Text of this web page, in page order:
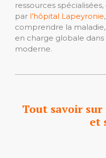
ressources
par l’hôpital Lapeyronie
comprendre la
en charge globale
moderne.
Tout savoir
et